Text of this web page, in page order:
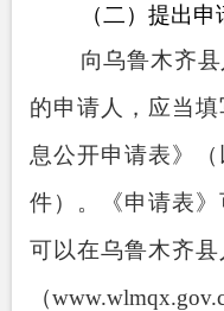
（二）提出申
向乌鲁木齐
的申请人，应当
息公开申请表》
件）。《申请表
可以在乌鲁木齐
（